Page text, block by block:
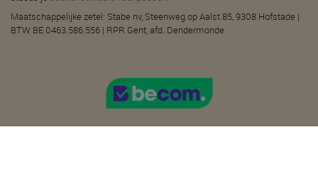
Maatschappelijke zetel: Stabe nv, Steenweg op Aalst 85, 9308 Hofstade |
BTW BE 0463.586.556 | RPR Gent, afd. Dendermonde